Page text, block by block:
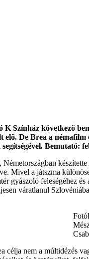
Színház következő
De Brea a
Bemutató:
Mivel a játszma
gyászoló feleségéhez
váratlanul
célja nem a múltidézés